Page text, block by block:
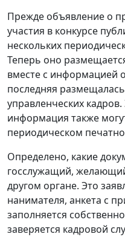
Прежде объявление о
участия в конкурсе
нескольких
Теперь оно
вместе с информацией
последняя
управленческих
информация также
периодическом
Определено, какие
госслужащий,
другом органе. Это
нанимателя, анкета с
заполняется
заверяется кадровой